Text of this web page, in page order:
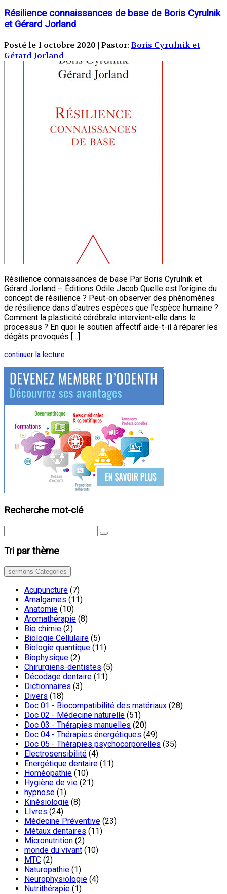
Résilience connaissances de base de Boris Cyrulnik
et Gérard Jorland
Posté le 1 octobre 2020 | Pastor: Boris Cyrulnik et
Gérard Jorland
Résilience connaissances de base Par Boris Cyrulnik et
Gérard Jorland – Éditions Odile Jacob Quelle est l’origine du
concept de résilience ? Peut-on observer des phénomènes
de résilience dans d’autres espèces que l’espèce humaine ?
Comment la plasticité cérébrale intervient-elle dans le
processus ? En quoi le soutien affectif aide-t-il à réparer les
dégâts provoqués […]
continuer la lecture
Recherche mot-clé
Tri par thème
sermons Categories
Acupuncture (7)
Amalgames (11)
Anatomie (10)
Aromathérapie (8)
Bio chimie (2)
Biologie Cellulaire (5)
Biologie quantique (11)
Biophysique (2)
Chirurgiens-dentistes (5)
Décodage dentaire (11)
Dictionnaires (3)
Divers (18)
Doc 01 - Biocompatibilité des matériaux (28)
Doc 02 - Médecine naturelle (51)
Doc 03 - Thérapies manuelles (20)
Doc 04 - Thérapies énergétiques (49)
Doc 05 - Thérapies psychocorporelles (35)
Electrosensibilité (4)
Energétique dentaire (11)
Homéopathie (10)
Hygiène de vie (21)
hypnose (1)
Kinésiologie (8)
LIvres (24)
Médecine Préventive (23)
Métaux dentaires (11)
Micronutrition (2)
monde du vivant (10)
MTC (2)
Naturopathie (1)
Neurophysiologie (4)
Nutrithérapie (1)